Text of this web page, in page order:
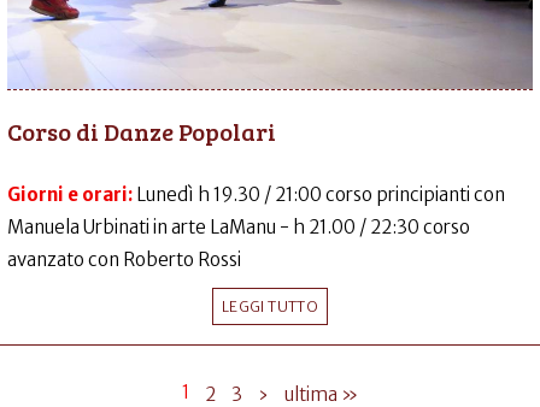
Corso di Danze Popolari
Giorni e orari: Lunedì h 19.30 / 21:00 corso principianti con
Manuela Urbinati in arte LaManu - h 21.00 / 22:30 corso
avanzato con Roberto Rossi
LEGGI TUTTO
1 2 3 › ultima »